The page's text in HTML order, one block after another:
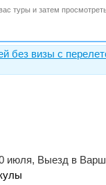
туры и затем
без визы с
июля, Выезд в